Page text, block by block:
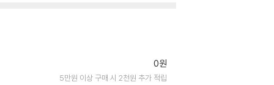
0원
5만원 이상 구매 시 2천원 추가 적립